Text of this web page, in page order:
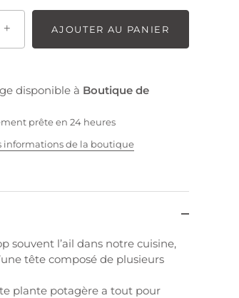
+ AJOUTER AU PANIER
disponible à Boutique de
prête en 24 heures
informations de la boutique
souvent l’ail dans notre cuisine,
tête composé de plusieurs
plante potagère a tout pour